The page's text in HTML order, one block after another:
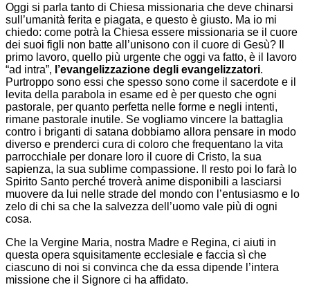
Oggi si parla tanto di Chiesa missionaria che deve chinarsi
sull’umanità ferita e piagata, e questo è giusto. Ma io mi
chiedo: come potrà la Chiesa essere missionaria se il cuore
dei suoi figli non batte all’unisono con il cuore di Gesù? Il
primo lavoro, quello più urgente che oggi va fatto, è il lavoro
“ad intra”, l’evangelizzazione degli evangelizzatori.
Purtroppo sono essi che spesso sono come il sacerdote e il
levita della parabola in esame ed è per questo che ogni
pastorale, per quanto perfetta nelle forme e negli intenti,
rimane pastorale inutile. Se vogliamo vincere la battaglia
contro i briganti di satana dobbiamo allora pensare in modo
diverso e prenderci cura di coloro che frequentano la vita
parrocchiale per donare loro il cuore di Cristo, la sua
sapienza, la sua sublime compassione. Il resto poi lo farà lo
Spirito Santo perché troverà anime disponibili a lasciarsi
muovere da lui nelle strade del mondo con l’entusiasmo e lo
zelo di chi sa che la salvezza dell’uomo vale più di ogni
cosa.
Che la Vergine Maria, nostra Madre e Regina, ci aiuti in
questa opera squisitamente ecclesiale e faccia sì che
ciascuno di noi si convinca che da essa dipende l’intera
missione che il Signore ci ha affidato.